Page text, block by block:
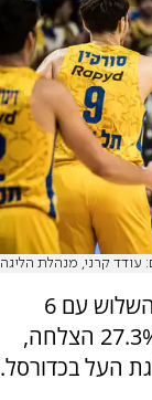
עודד קרני, מנהלת הליגה
למרות ערב רע מחוץ לקשת השלוש עם 6
זריקות בלבד שנכנסו מתוך 22 זריקות - 27.3% הצלחה,
העל בכדורסל.